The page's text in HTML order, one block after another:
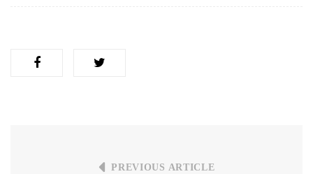
PREVIOUS ARTICLE